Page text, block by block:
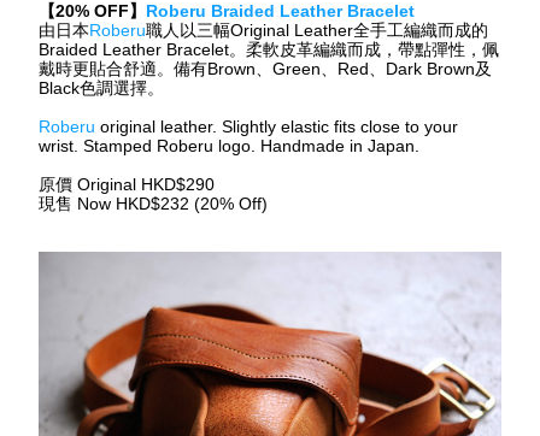
【20% OFF】 Roberu Braided Leather Bracelet
由日本Roberu職人以三幅Original Leather全手工編織而成的
Braided Leather Bracelet。柔軟皮革編織而成，帶點彈性，佩
戴時更貼合舒適。備有Brown Green Red Dark Brown及
Black色調選擇。
Roberu original leather. Slightly elastic fits close to your
wrist. Stamped Roberu logo. Handmade in Japan.
原價 Original HKD$290
現售 Now HKD$232 (20% Off)